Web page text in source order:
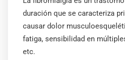
duración que se caracteriza
causar dolor
fatiga, sensibilidad en
etc.